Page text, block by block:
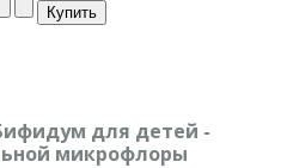
для детей -
микрофлоры